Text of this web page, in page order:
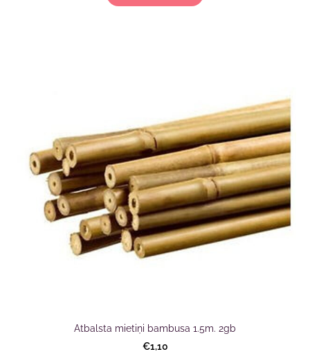
Atbalsta mietiņi bambusa 1.5m. 2gb
€1,10